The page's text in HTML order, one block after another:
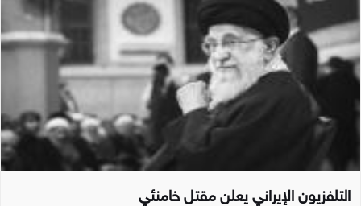
التلفزيون الإيراني يعلن مقتل خامنئي